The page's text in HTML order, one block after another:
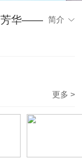
芳华——
简介
更多 >